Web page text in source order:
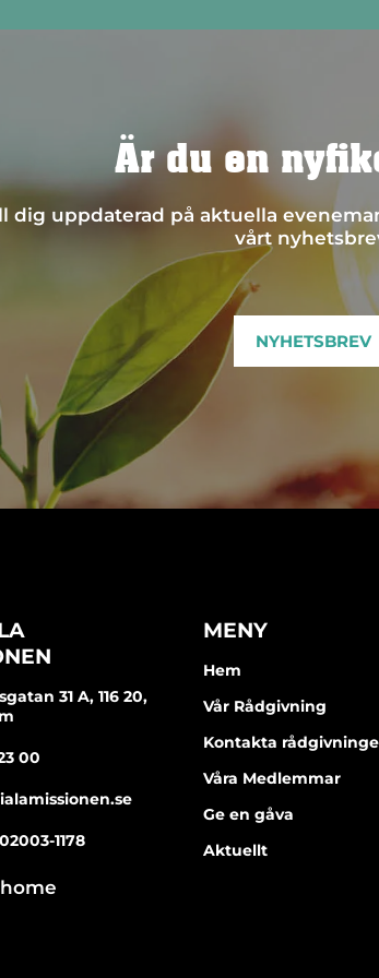
Är du en
dig uppdaterad på aktuella
vårt
NYHETSBREV
31 A, 116 20,
00
1178
MENY
Hem
Vår Rådgivning
Kontakta
Våra Medlemmar
Ge en gåva
Aktuellt